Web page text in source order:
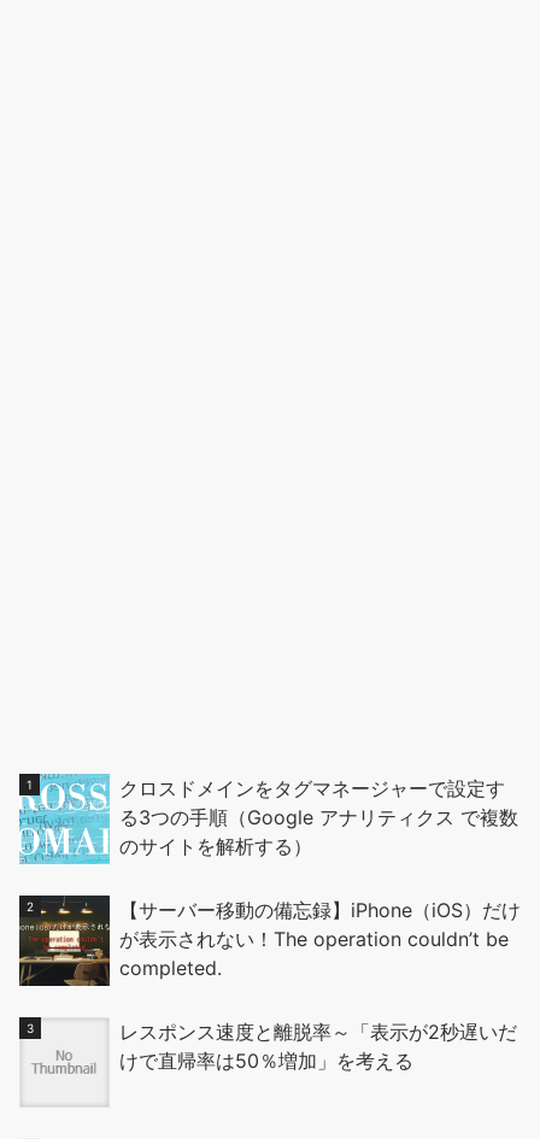
クロスドメインをタグマネージャーで設定す
る3つの手順（Google アナリティクス で複数
のサイトを解析する）
【サーバー移動の備忘録】iPhone（iOS）だけ
が表示されない！The operation couldn’t be
completed.
レスポンス速度と離脱率～「表示が2秒遅いだ
けで直帰率は50％増加」を考える